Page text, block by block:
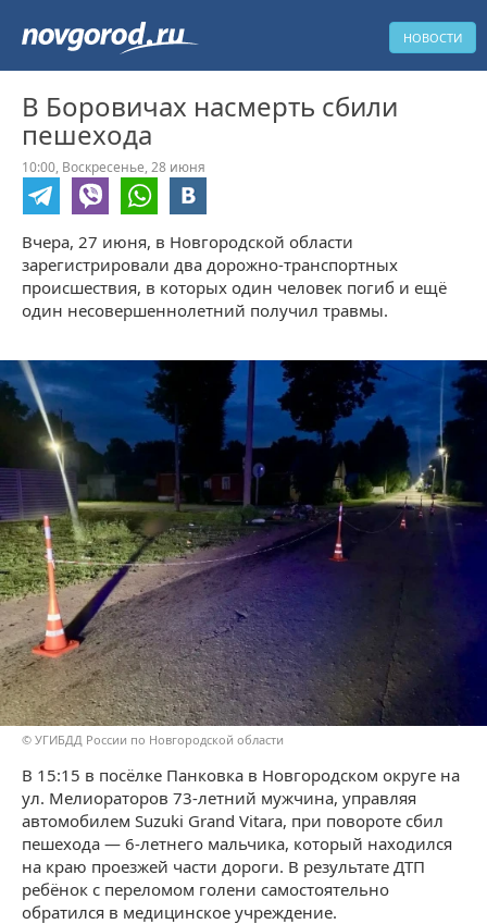
НОВОСТИ
В Боровичах насмерть сбили
пешехода
10:00, Воскресенье, 28 июня
Вчера, 27 июня, в Новгородской области
зарегистрировали два дорожно-транспортных
происшествия, в которых один человек погиб и ещё
один несовершеннолетний получил травмы.
© УГИБДД России по Новгородской области
В 15:15 в посёлке Панковка в Новгородском округе на
ул. Мелиораторов 73-летний мужчина, управляя
автомобилем Suzuki Grand Vitara, при повороте сбил
пешехода — 6-летнего мальчика, который находился
на краю проезжей части дороги. В результате ДТП
ребёнок с переломом голени самостоятельно
обратился в медицинское учреждение.